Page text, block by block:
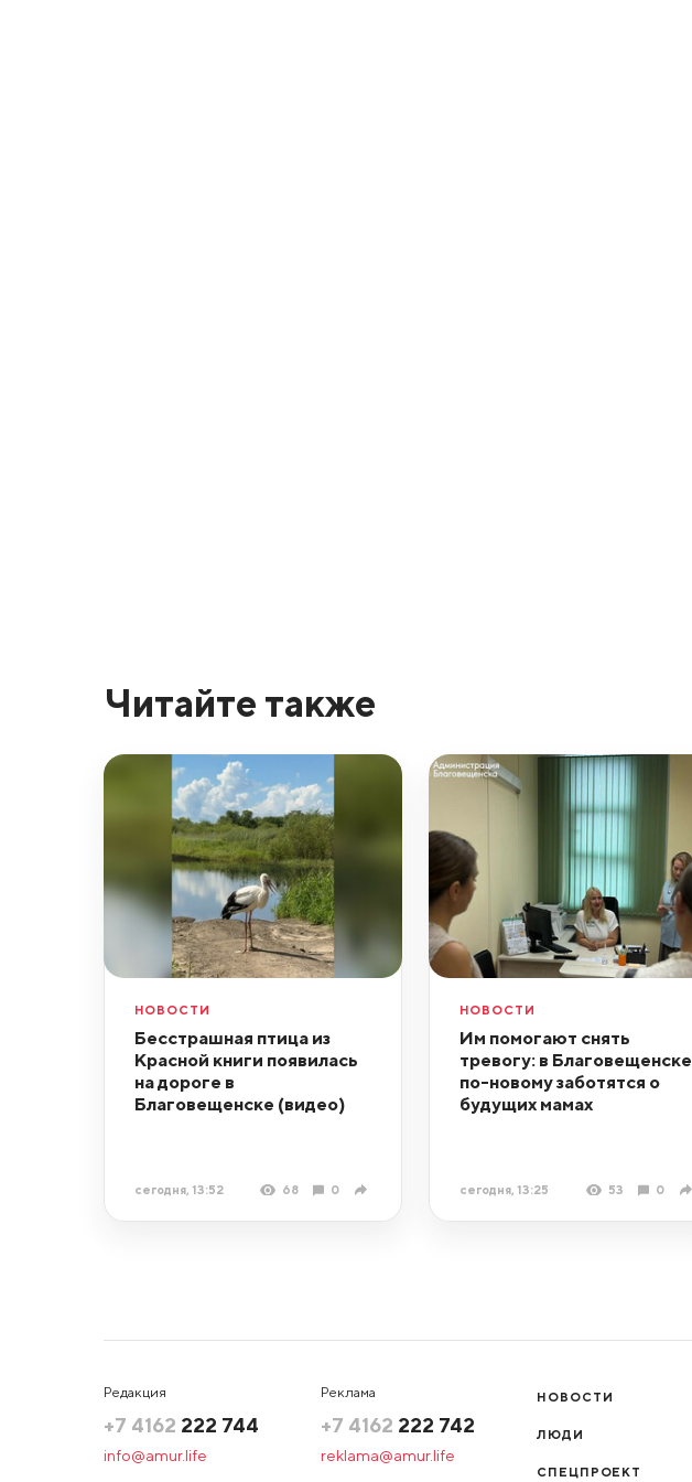
Читайте также
НОВОСТИ
Бесстрашная птица из
Красной книги появилась
на дороге в
Благовещенске (видео)
сегодня, 13:52 68 0
НОВОСТИ
Им помогают снять
тревогу: в Благовещенске
по-новому заботятся о
будущих мамах
сегодня, 13:25 53 0
Редакция
+7 4162 222 744
info@amur.life
Реклама
+7 4162 222 742
reklama@amur.life
НОВОСТИ
ЛЮДИ
СПЕЦПРОЕКТ